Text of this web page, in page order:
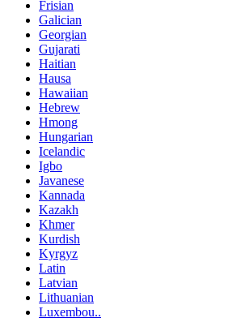
Frisian
Galician
Georgian
Gujarati
Haitian
Hausa
Hawaiian
Hebrew
Hmong
Hungarian
Icelandic
Igbo
Javanese
Kannada
Kazakh
Khmer
Kurdish
Kyrgyz
Latin
Latvian
Lithuanian
Luxembou..